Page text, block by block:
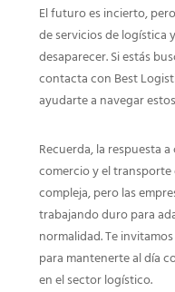
El futuro es incierto,
de servicios de logística
desaparecer. Si estás
contacta con Best
ayudarte a navegar
Recuerda, la respuesta
comercio y el transporte
compleja, pero las
trabajando duro para
normalidad. Te
para mantenerte al día
en el sector logístico.